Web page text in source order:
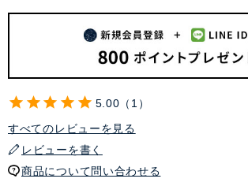
5.00
1
すべてのレビューを見る
レビューを書く
商品について問い合わせる